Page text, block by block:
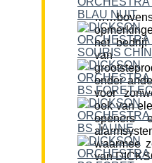
het bedrijf
onder
voor
ook van
openers
waarmee
van